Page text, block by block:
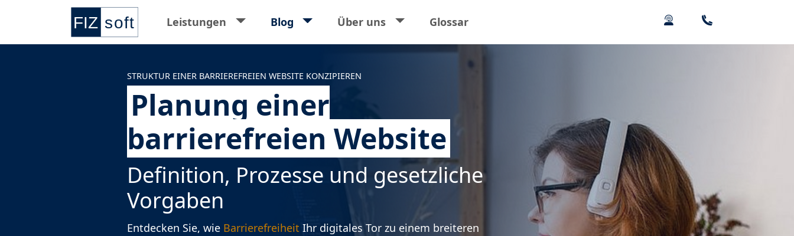
Springe zur Hauptnavigation
Springe zum Hauptinhalt
Springe zu den Kontaktdaten und Support
Springe zum Footer
Leistungen Blog Über uns Glossar
STRUKTUR EINER BARRIEREFREIEN WEBSITE KONZIPIEREN
Planung einer
barrierefreien Website
Definition, Prozesse und gesetzliche
Vorgaben
Entdecken Sie, wie Barrierefreiheit Ihr digitales Tor zu einem breiteren